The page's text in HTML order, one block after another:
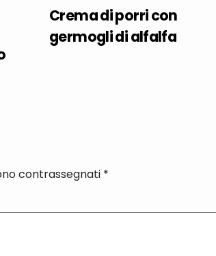
Crema di porri con
germogli di alfalfa
contrassegnati *